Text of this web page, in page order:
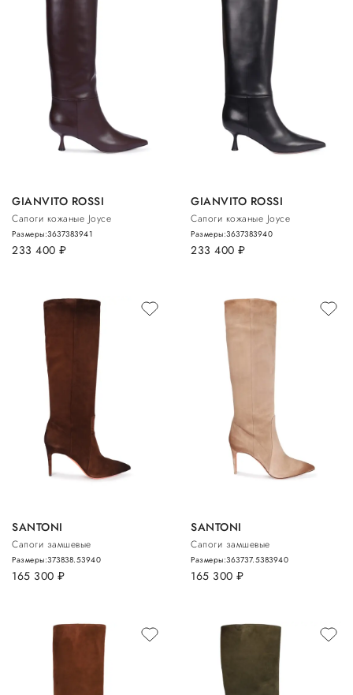
GIANVITO ROSSI
Сапоги кожаные Joyce
233 400 руб.
Размеры:3637383941
GIANVITO ROSSI
Сапоги кожаные Joyce
233 400 руб.
Размеры:3637383940
SANTONI
Сапоги замшевые
165 300 руб.
Размеры:373838.53940
SANTONI
Сапоги замшевые
165 300 руб.
Размеры:363737.5383940